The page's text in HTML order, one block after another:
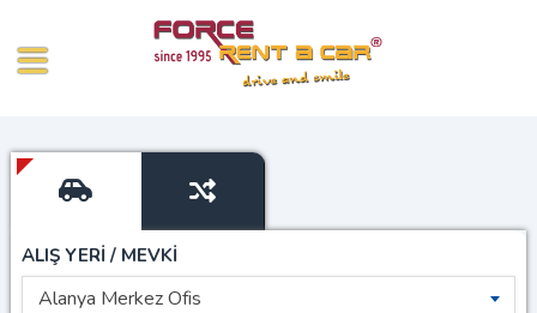
ALIŞ YERİ / MEVKİ
Alanya Merkez Ofis